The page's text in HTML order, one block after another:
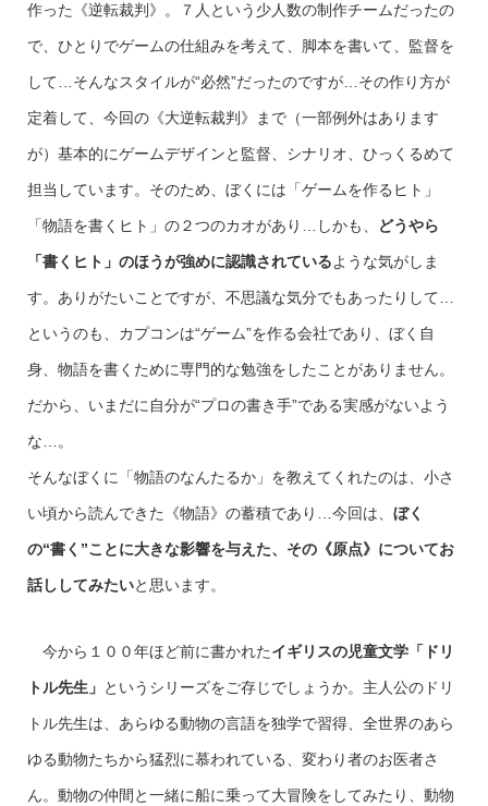
作った《逆転裁判》。７人という少人数の制作チームだったの
で、ひとりでゲームの仕組みを考えて、脚本を書いて、監督を
して…そんなスタイルが“必然”だったのですが…その作り方が
定着して、今回の《大逆転裁判》まで（一部例外はあります
が）基本的にゲームデザインと監督、シナリオ、ひっくるめて
担当しています。そのため、ぼくには「ゲームを作るヒト」
「物語を書くヒト」の２つのカオがあり…しかも、 どうやら
「書くヒト」のほうが強めに認識されているような気がしま
す。ありがたいことですが、不思議な気分でもあったりして…
というのも、カプコンは“ゲーム”を作る会社であり、ぼく自
身、物語を書くために専門的な勉強をしたことがありません。
だから、いまだに自分が“プロの書き手”である実感がないよう
な…。
そんなぼくに「物語のなんたるか」を教えてくれたのは、小さ
い頃から読んできた《物語》の蓄積であり…今回は、 ぼく
の“書く”ことに大きな影響を与えた、その《原点》についてお
話ししてみたいと思います。
今から１００年ほど前に書かれたイギリスの児童文学「ドリ
トル先生」 というシリーズをご存じでしょうか。主人公のドリ
トル先生は、あらゆる動物の言語を独学で習得、全世界のあら
ゆる動物たちから猛烈に慕われている、変わり者のお医者さ
ん。動物の仲間と一緒に船に乗って大冒険をしてみたり、動物